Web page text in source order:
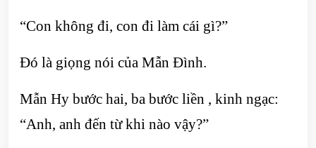
“Con không đi, con đi làm cái gì?”
Đó là giọng nói của Mẫn Đình.
Mẫn Hy bước hai, ba bước liền , kinh ngạc:
“Anh, anh đến từ khi nào vậy?”